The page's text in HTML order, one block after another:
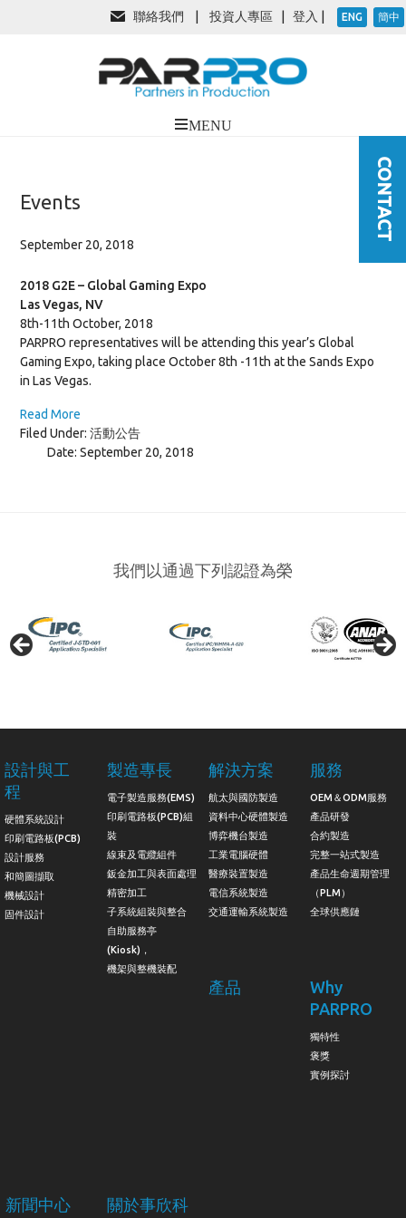
聯絡我們 投資人專區 登入 ENG 簡中
Events
September 20, 2018
2018 G2E – Global Gaming Expo
Las Vegas, NV
8th-11th October, 2018
PARPRO representatives will be attending this year’s Global
Gaming Expo, taking place October 8th -11th at the Sands Expo
in Las Vegas.
Read More
Filed Under:活動公告
Date:September 20, 2018
我們以通過下列認證為榮
設計與工
程
硬體系統設計
印刷電路板(PCB)
設計服務
和簡圖擷取
機械設計
固件設計
製造專長
電子製造服務(EMS)
印刷電路板(PCB)組
裝
線束及電纜組件
鈑金加工與表面處理
精密加工
子系統組裝與整合
自助服務亭
(Kiosk)，
機架與整機裝配
解決方案
航太與國防製造
資料中心硬體製造
博弈機台製造
工業電腦硬體
醫療裝置製造
電信系統製造
交通運輸系統製造
服務
OEM＆ODM服務
產品研發
合約製造
完整一站式製造
產品生命週期管理
（PLM）
全球供應鏈
產品
Why
PARPRO
獨特性
褒獎
實例探討
新聞中心 關於事欣科